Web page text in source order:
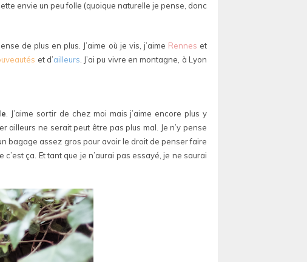
envie un peu folle (quoique naturelle je pense, donc
de plus en plus. J’aime où je vis, j’aime Rennes et
et d’ailleurs . J’ai pu vivre en montagne, à Lyon
. J’aime sortir de chez moi mais j’aime encore plus y
ailleurs ne serait peut être pas plus mal. Je n’y pense
bagage assez gros pour avoir le droit de penser faire
ça. Et tant que je n’aurai pas essayé, je ne saurai